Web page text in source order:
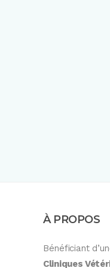
À PROPOS
Bénéficiant
Cliniques